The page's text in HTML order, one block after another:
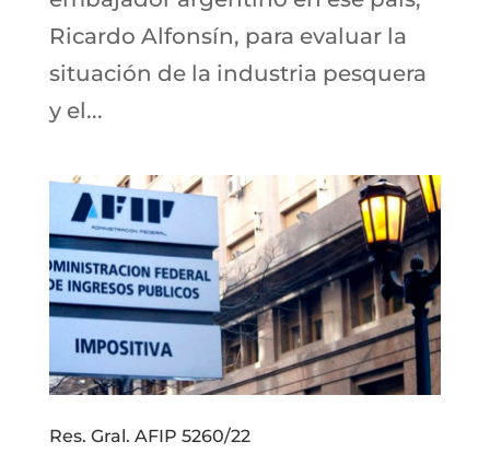
Ricardo Alfonsín, para evaluar la
situación de la industria pesquera
y el...
Res. Gral. AFIP 5260/22